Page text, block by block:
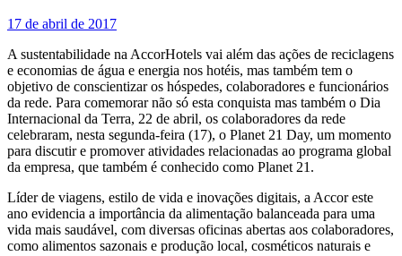
17 de abril de 2017
A sustentabilidade na AccorHotels vai além das ações de reciclagens
e economias de água e energia nos hotéis, mas também tem o
objetivo de conscientizar os hóspedes, colaboradores e funcionários
da rede. Para comemorar não só esta conquista mas também o Dia
Internacional da Terra, 22 de abril, os colaboradores da rede
celebraram, nesta segunda-feira (17), o Planet 21 Day, um momento
para discutir e promover atividades relacionadas ao programa global
da empresa, que também é conhecido como Planet 21.
Líder de viagens, estilo de vida e inovações digitais, a Accor este
ano evidencia a importância da alimentação balanceada para uma
vida mais saudável, com diversas oficinas abertas aos colaboradores,
como alimentos sazonais e produção local, cosméticos naturais e